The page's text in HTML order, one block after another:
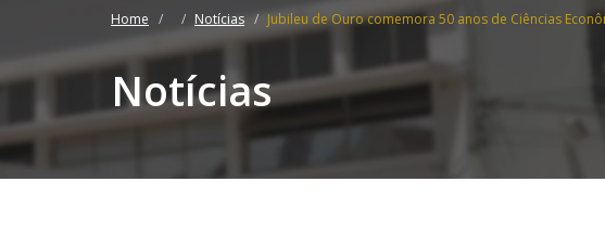
Home Notícias Jubileu de Ouro comemora 50 anos de Ciências
Notícias